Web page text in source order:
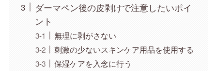
ダーマペン後の皮剥けで注意したいポイ
ント
無理に剥がさない
刺激の少ないスキンケア用品を使用する
保湿ケアを入念に行う